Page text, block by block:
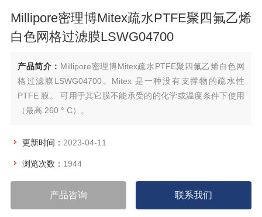
Millipore密理博Mitex疏水PTFE聚四氟乙烯
白色网格过滤膜LSWG04700
产品简介： Millipore密理博Mitex疏水PTFE聚四氟乙烯白色网
格过滤膜LSWG04700。Mitex 是一种没有支撑物的疏水性
PTFE 膜。 可用于其它膜不能承受的的化学或温度条件下使用
（最高 260 ° C）。
更新时间： 2023-04-11
浏览次数： 1944
产品咨询 联系我们